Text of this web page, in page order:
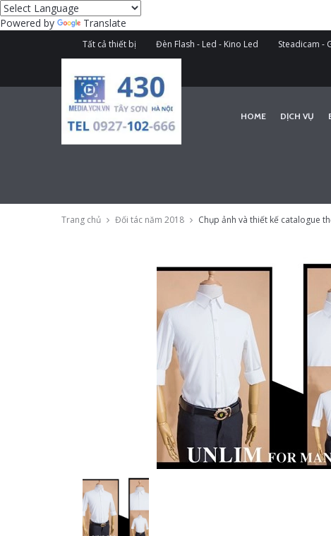
Powered by Translate
Tất cả thiết bị Đèn Flash - Led - Kino Led Steadicam -
HOME DỊCH VỤ
Trang chủ Đối tác năm 2018 Chụp ảnh và thiết kế catalogue